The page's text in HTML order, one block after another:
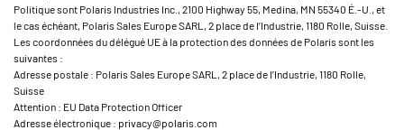
Politique sont Polaris Industries Inc., 2100 Highway 55, Medina, MN 55340 É.-U., et
le cas échéant, Polaris Sales Europe SARL, 2 place de l’Industrie, 1180 Rolle, Suisse.
Les coordonnées du délégué UE à la protection des données de Polaris sont les
suivantes :
Adresse postale : Polaris Sales Europe SARL, 2 place de l’Industrie, 1180 Rolle,
Suisse
Attention : EU Data Protection Officer
Adresse électronique : privacy@polaris.com